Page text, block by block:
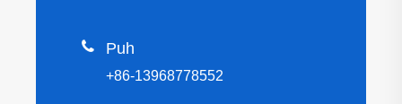
 Puh
+86-13968778552